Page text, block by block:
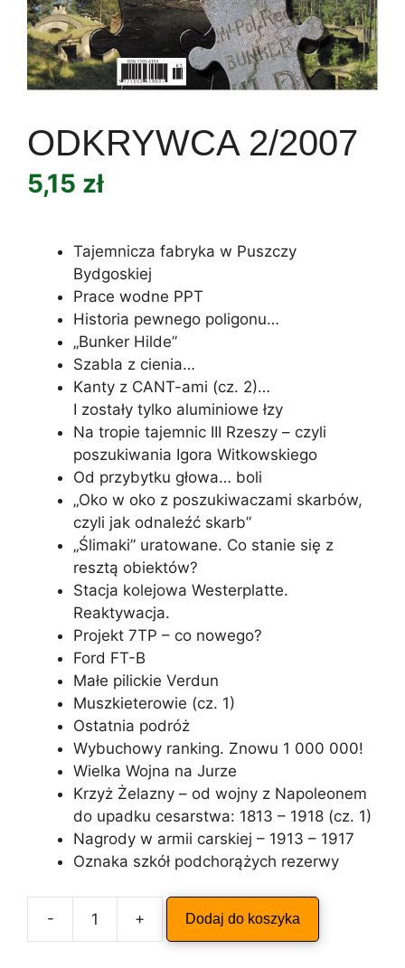
ODKRYWCA 2/2007
5,15 zł
Tajemnicza fabryka w Puszczy
Bydgoskiej
Prace wodne PPT
Historia pewnego poligonu…
„Bunker Hilde”
Szabla z cienia…
Kanty z CANT-ami (cz. 2)…
I zostały tylko aluminiowe łzy
Na tropie tajemnic III Rzeszy – czyli
poszukiwania Igora Witkowskiego
Od przybytku głowa… boli
„Oko w oko z poszukiwaczami skarbów,
czyli jak odnaleźć skarb”
„Ślimaki” uratowane. Co stanie się z
resztą obiektów?
Stacja kolejowa Westerplatte.
Reaktywacja.
Projekt 7TP – co nowego?
Ford FT-B
Małe pilickie Verdun
Muszkieterowie (cz. 1)
Ostatnia podróż
Wybuchowy ranking. Znowu 1 000 000!
Wielka Wojna na Jurze
Krzyż Żelazny – od wojny z Napoleonem
do upadku cesarstwa: 1813 – 1918 (cz. 1)
Nagrody w armii carskiej – 1913 – 1917
Oznaka szkół podchorążych rezerwy
-
ilość
ODKRYWCA
+ Dodaj do koszyka